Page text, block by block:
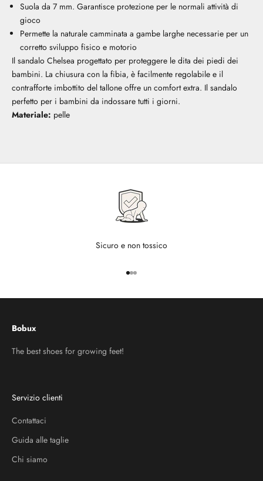
Suola da 7 mm. Garantisce protezione per le normali attività di
gioco
Permette la naturale camminata a gambe larghe necessarie per un
corretto sviluppo fisico e motorio
Il sandalo Chelsea progettato per proteggere le dita dei piedi dei
bambini. La chiusura con la fibia, è facilmente regolabile e il
contrafforte imbottito del tallone offre un comfort extra. Il sandalo
perfetto per i bambini da indossare tutti i giorni.
Materiale: pelle
Sicuro e non tossico
Vai all'articolo 1
Vai all'articolo 2
Vai all'articolo 3
Bobux
The best shoes for growing feet!
Servizio clienti
Contattaci
Guida alle taglie
Chi siamo